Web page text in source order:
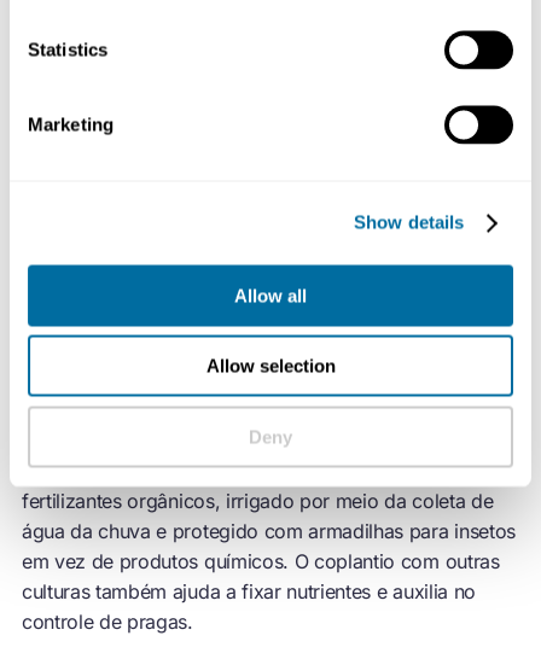
Statistics
Marketing
Show details
Allow all
Allow selection
Deny
Imagem de Teemill
O processo de produção
A história circular da Teemill começa em fazendas no
norte da Índia, onde o algodão é cultivado com
fertilizantes orgânicos, irrigado por meio da coleta de
água da chuva e protegido com armadilhas para insetos
em vez de produtos químicos. O coplantio com outras
culturas também ajuda a fixar nutrientes e auxilia no
controle de pragas.